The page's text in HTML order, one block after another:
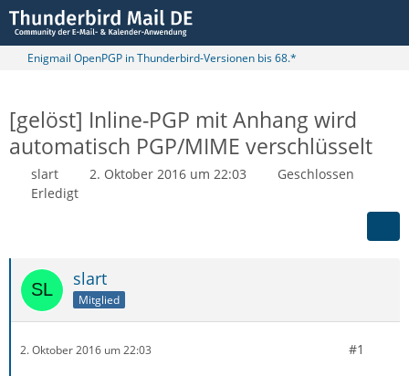
Enigmail OpenPGP in Thunderbird-Versionen bis 68.*
[gelöst] Inline-PGP mit Anhang wird
automatisch PGP/MIME verschlüsselt
slart 2. Oktober 2016 um 22:03
Geschlossen
Erledigt
slart
Mitglied
2. Oktober 2016 um 22:03 #1